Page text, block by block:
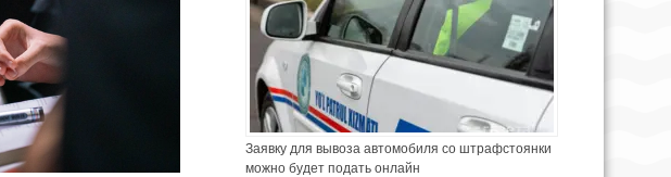
Заявку для вывоза автомобиля со штрафстоянки
можно будет подать онлайн